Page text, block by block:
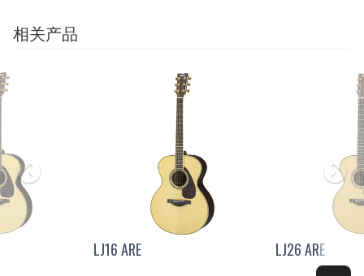
相关产品
LJ16 ARE LJ26 ARE